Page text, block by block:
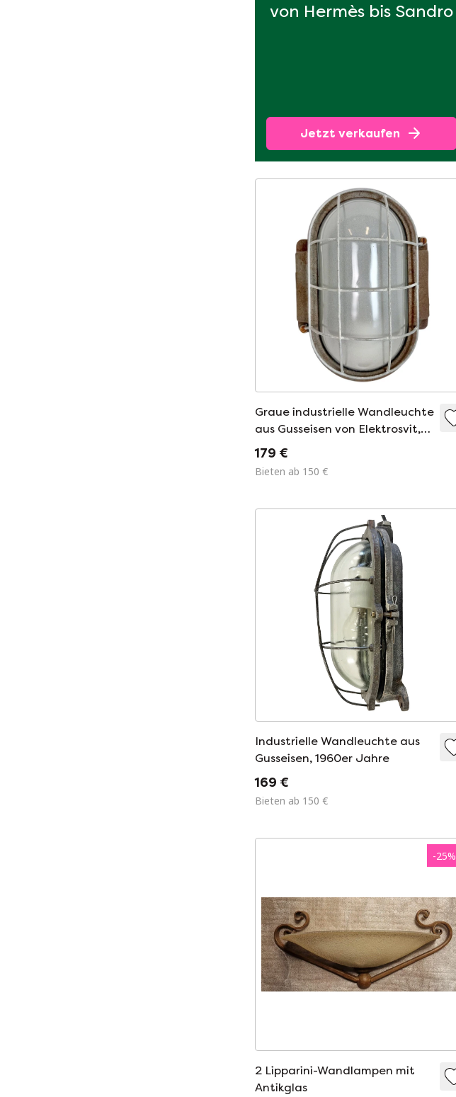
von Hermès bis Sandro
Jetzt verkaufen
Graue industrielle Wandleuchte
aus Gusseisen von Elektrosvit,
1960er Jahre
179 €
Bieten ab 150 €
Industrielle Wandleuchte aus
Gusseisen, 1960er Jahre
169 €
Bieten ab 150 €
-25%
2 Lipparini-Wandlampen mit
Antikglas